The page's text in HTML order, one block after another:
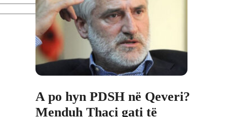
A po hyn PDSH në Qeveri?
Menduh Thaçi gati të